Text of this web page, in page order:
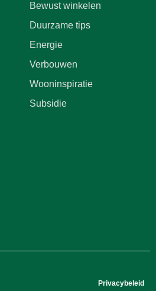
Bewust winkelen
Duurzame tips
Energie
Verbouwen
Wooninspiratie
Subsidie
Privacybeleid